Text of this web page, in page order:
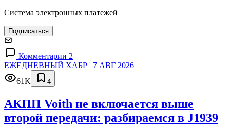
Система электронных платежей
Подписаться
Комментарии 2
ЕЖЕДНЕВНЫЙ ХАБР | 7 АВГ 2026
61K
4
АКПП Voith не включается выше
второй передачи: разбираемся в J1939